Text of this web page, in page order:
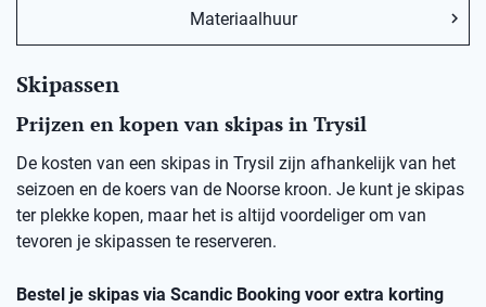
Materiaalhuur
Skipassen
Prijzen en kopen van skipas in Trysil
De kosten van een skipas in Trysil zijn afhankelijk van het
seizoen en de koers van de Noorse kroon. Je kunt je skipas
ter plekke kopen, maar het is altijd voordeliger om van
tevoren je skipassen te reserveren.
Bestel je skipas via Scandic Booking voor extra korting